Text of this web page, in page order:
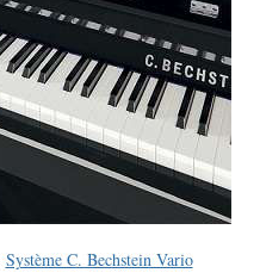
Système C. Bechstein Vario